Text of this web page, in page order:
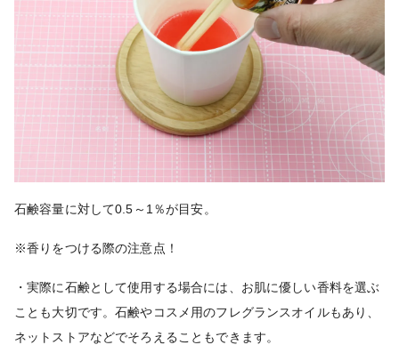
石鹸容量に対して0.5～1％が目安。
※香りをつける際の注意点！
・実際に石鹸として使用する場合には、お肌に優しい香料を選ぶ
ことも大切です。石鹸やコスメ用のフレグランスオイルもあり、
ネットストアなどでそろえることもできます。